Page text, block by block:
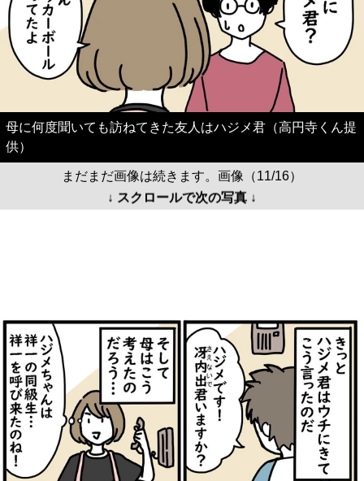
母に何度聞いても訪ねてきた友人はハジメ君（高円寺くん提
供）
まだまだ画像は続きます。画像（11/16）
↓ スクロールで次の写真 ↓